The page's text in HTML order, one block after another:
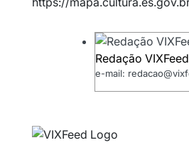
Redação VIXFeed
e-mail: